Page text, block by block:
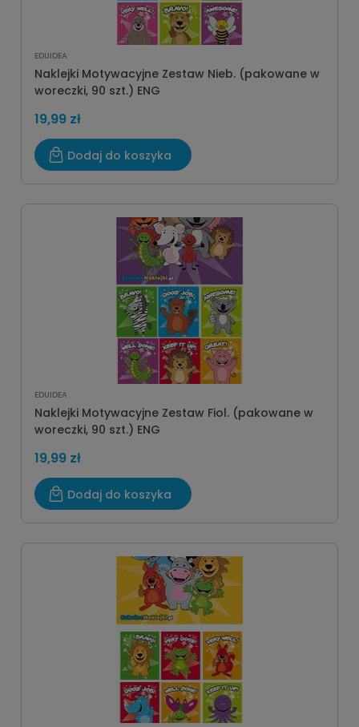
EDUIDEA
Naklejki Motywacyjne Zestaw Nieb. (pakowane w
woreczki, 90 szt.) ENG
19,99 zł
Dodaj do koszyka
EDUIDEA
Naklejki Motywacyjne Zestaw Fiol. (pakowane w
woreczki, 90 szt.) ENG
19,99 zł
Dodaj do koszyka